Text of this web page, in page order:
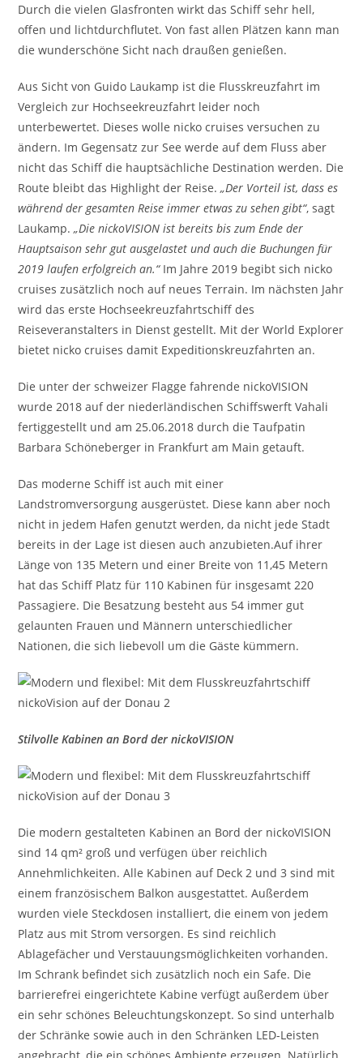
Durch die vielen Glasfronten wirkt das Schiff sehr hell,
offen und lichtdurchflutet. Von fast allen Plätzen kann man
die wunderschöne Sicht nach draußen genießen.
Aus Sicht von Guido Laukamp ist die Flusskreuzfahrt im
Vergleich zur Hochseekreuzfahrt leider noch
unterbewertet. Dieses wolle nicko cruises versuchen zu
ändern. Im Gegensatz zur See werde auf dem Fluss aber
nicht das Schiff die hauptsächliche Destination werden. Die
Route bleibt das Highlight der Reise.„Der Vorteil ist, dass es
während der gesamten Reise immer etwas zu sehen gibt“, sagt
Laukamp.„Die nickoVISION ist bereits bis zum Ende der
Hauptsaison sehr gut ausgelastet und auch die Buchungen für
2019 laufen erfolgreich an.“Im Jahre 2019 begibt sich nicko
cruises zusätzlich noch auf neues Terrain. Im nächsten Jahr
wird das erste Hochseekreuzfahrtschiff des
Reiseveranstalters in Dienst gestellt. Mit der World Explorer
bietet nicko cruises damit Expeditionskreuzfahrten an.
Die unter der schweizer Flagge fahrende nickoVISION
wurde 2018 auf der niederländischen Schiffswerft Vahali
fertiggestellt und am 25.06.2018 durch die Taufpatin
Barbara Schöneberger in Frankfurt am Main getauft.
Das moderne Schiff ist auch mit einer
Landstromversorgung ausgerüstet. Diese kann aber noch
nicht in jedem Hafen genutzt werden, da nicht jede Stadt
bereits in der Lage ist diesen auch anzubieten.Auf ihrer
Länge von 135 Metern und einer Breite von 11,45 Metern
hat das Schiff Platz für 110 Kabinen für insgesamt 220
Passagiere. Die Besatzung besteht aus 54 immer gut
gelaunten Frauen und Männern unterschiedlicher
Nationen, die sich liebevoll um die Gäste kümmern.
Stilvolle Kabinen an Bord der nickoVISION
Die modern gestalteten Kabinen an Bord der nickoVISION
sind 14 qm² groß und verfügen über reichlich
Annehmlichkeiten. Alle Kabinen auf Deck 2 und 3 sind mit
einem französischem Balkon ausgestattet. Außerdem
wurden viele Steckdosen installiert, die einem von jedem
Platz aus mit Strom versorgen. Es sind reichlich
Ablagefächer und Verstauungsmöglichkeiten vorhanden.
Im Schrank befindet sich zusätzlich noch ein Safe. Die
barrierefrei eingerichtete Kabine verfügt außerdem über
ein sehr schönes Beleuchtungskonzept. So sind unterhalb
der Schränke sowie auch in den Schränken LED-Leisten